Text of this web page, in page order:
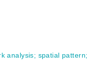
analysis; spatial pattern;